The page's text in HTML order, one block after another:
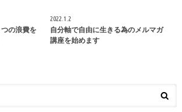
つの浪費を
2022.1.2
自分軸で自由に生きる為のメルマガ
講座を始めます